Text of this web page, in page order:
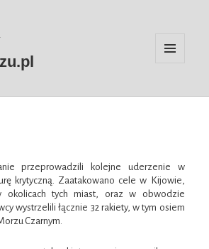
przeprowadzili kolejne uderzenie w
krytyczną. Zaatakowano cele w Kijowie,
okolicach tych miast, oraz w obwodzie
wystrzelili łącznie 32 rakiety, w tym osiem
Czarnym.